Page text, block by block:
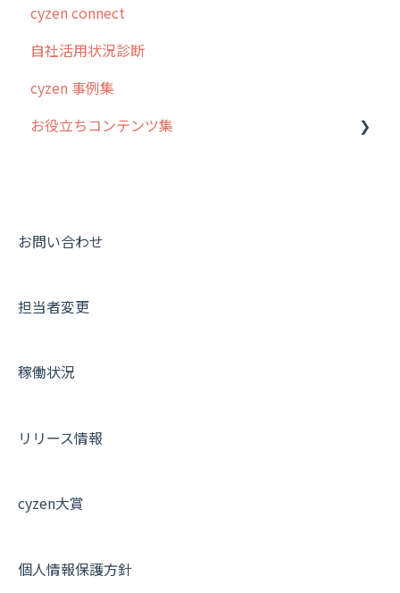
5. 基本的な使い方：システム管理者編
6. 基本的な使い方：ユーザー編
7. 初心者向けよくある質問集
8. 用語集
【業界業種別】cyzen設定方法
スポット
ステータス・主観
報告書・行動種別
勤怠管理
帳票出力
商品
報告閲覧
予定
日報
履歴
パフォーマンス
お知らせ
予定管理
スポット
ステータス・主観
報告書・行動種別
活動通知
商品
スポット・ステータス関連オプション
交通費自動計算
安全走行支援
写真管理・高画質化
その他オプション
契約・その他
ログインについて
グループ・ユーザーについて
GPS・位置情報 について
ルート自動記録 について
報告書について
メンバー画面について
その他よくある質問
cyzen connect
自社活用状況診断
cyzen 事例集
お役立ちコンテンツ集
動画集：共通
お問い合わせ
担当者変更
稼働状況
リリース情報
cyzen大賞
個人情報保護方針